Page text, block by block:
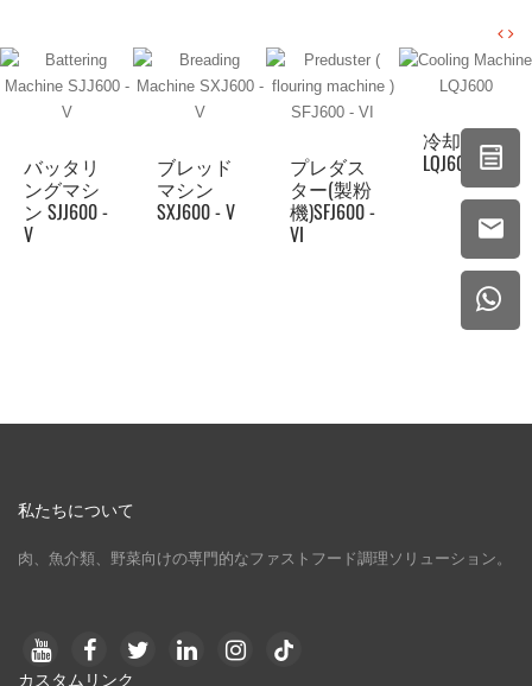
バッタリ
ングマシ
ン SJJ600 -
V
ブレッド
マシン
SXJ600 - V
プレダス
ター(製粉
機)SFJ600 -
VI
冷却機
LQJ600
私たちについて
肉、魚介類、野菜向けの専門的なファストフード調理ソリューション。
カスタムリンク